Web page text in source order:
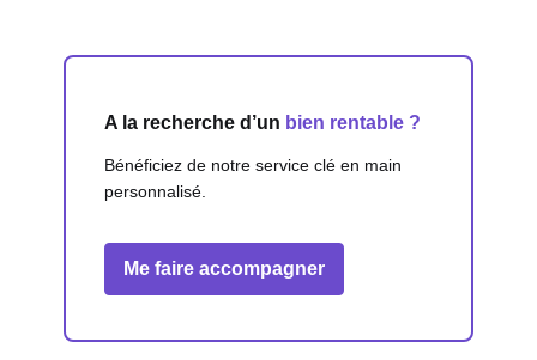
A la recherche d’un bien rentable ?
Bénéficiez de notre service clé en main
personnalisé.
Me faire accompagner